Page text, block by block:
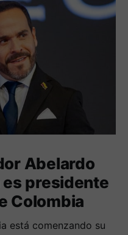
Abelardo
es presidente
Colombia
está comenzando su